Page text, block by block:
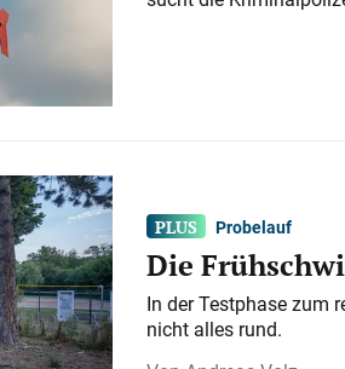
Probelauf
Die
In der Testphase zum
nicht alles rund.